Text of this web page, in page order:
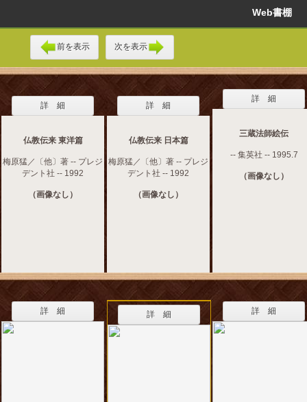
Web書棚
前を表示 次を表示
詳 細
仏教伝来 東洋篇
梅原猛／〔他〕著 -- プレジ
デント社 -- 1992
（画像なし）
詳 細
仏教伝来 日本篇
梅原猛／〔他〕著 -- プレジ
デント社 -- 1992
（画像なし）
詳 細
三蔵法師絵伝
-- 集英社 -- 1995.7
（画像なし）
詳 細 詳 細 詳 細